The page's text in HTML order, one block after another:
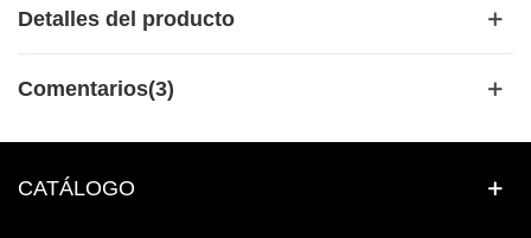
Detalles del producto
Comentarios(3)
CATÁLOGO